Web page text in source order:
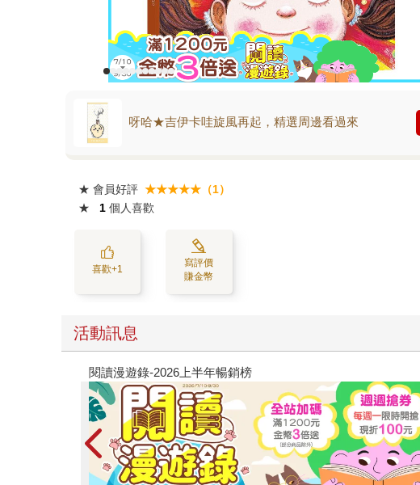
呀哈★吉伊卡哇旋風再起，精選周邊看過來
★ 會員好評 ★★★★★（1）
★
1 個人喜歡
喜歡+1
寫評價
賺金幣
活動訊息
教場電影版